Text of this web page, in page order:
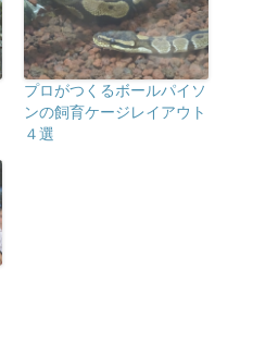
プロがつくるボールパイソ
ンの飼育ケージレイアウト
４選